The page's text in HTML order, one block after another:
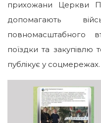
прихожани Церкви
допомагають
повномасштабного
поїздки та закупівлю
публікує у соцмережах.